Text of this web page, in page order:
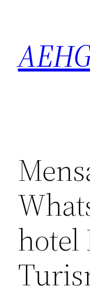
contenido
hotel